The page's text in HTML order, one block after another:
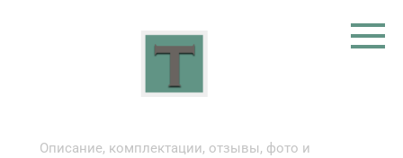
Описание, комплектации, отзывы, фото и